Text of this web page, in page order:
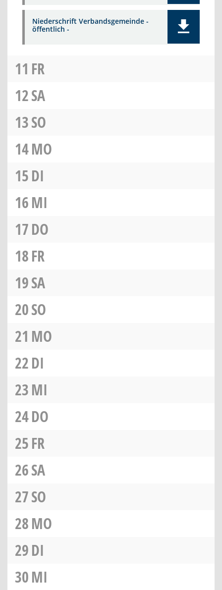
Niederschrift Verbandsgemeinde -
öffentlich -
11 FR
12SA
13SO
14MO
15DI
16MI
17DO
18FR
19SA
20SO
21 MO
22DI
23MI
24DO
25FR
26SA
27SO
28MO
29DI
30MI